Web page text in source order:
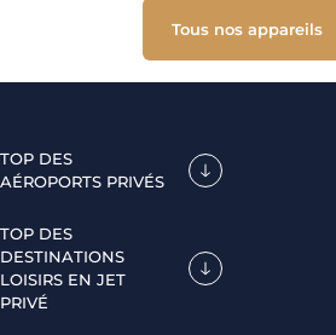
Tous nos appareils
TOP DES
AÉROPORTS PRIVÉS
TOP DES
DESTINATIONS
LOISIRS EN JET
PRIVÉ